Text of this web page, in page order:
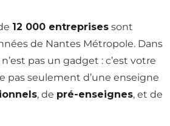
12 000 entreprises sont
de Nantes Métropole. Dans
pas un gadget : c’est votre
pas seulement d’une enseigne
, de pré-enseignes, et de